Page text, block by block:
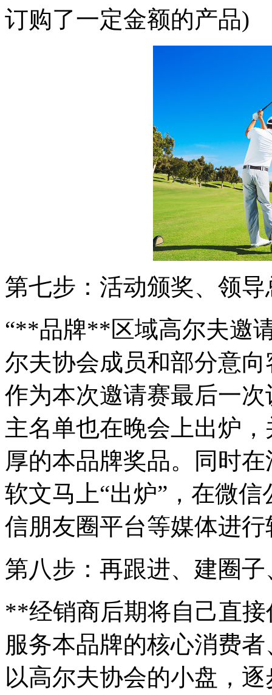
订购了一定金额的产品)
第七步：活动颁奖、领
“**品牌**区域高尔夫邀
尔夫协会成员和部分意
作为本次邀请赛最后一
主名单也在晚会上出炉
厚的本品牌奖品。同时
软文马上“出炉”，在微
信朋友圈平台等媒体进
第八步：再跟进、建圈
**经销商后期将自己直
服务本品牌的核心消费
以高尔夫协会的小盘，